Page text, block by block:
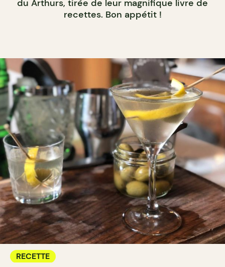
du Arthurs, tirée de leur magnifique livre de
recettes. Bon appétit !
RECETTE